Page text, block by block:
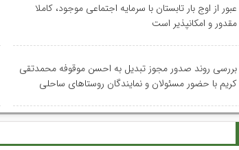
عبور از اوج بار تابستان با سرمایه اجتماعی موجود، کاملا
مقدور و امکانپذیر است
بررسی روند صدور مجوز تبدیل به احسن موقوفه محمدتقی
کریم با حضور مسئولان و نمایندگان روستاهای ساحلی